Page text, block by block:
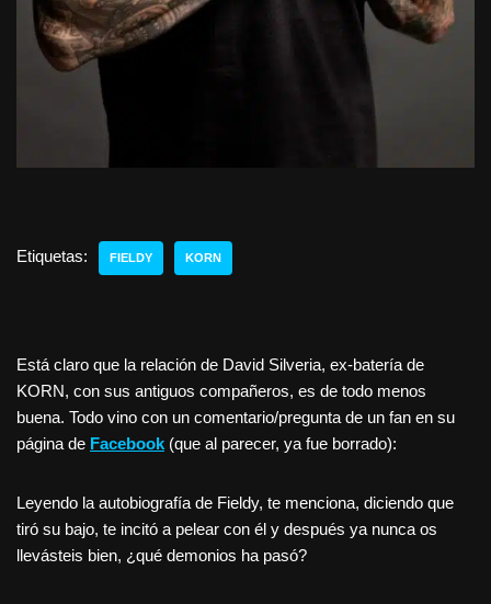
Etiquetas: FIELDY KORN
Está claro que la relación de David Silveria, ex-batería de
KORN, con sus antiguos compañeros, es de todo menos
buena. Todo vino con un comentario/pregunta de un fan en su
página de Facebook (que al parecer, ya fue borrado):
Leyendo la autobiografía de Fieldy, te menciona, diciendo que
tiró su bajo, te incitó a pelear con él y después ya nunca os
llevásteis bien, ¿qué demonios ha pasó?